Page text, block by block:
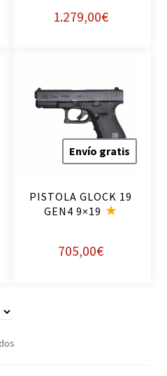
1.279,00€
Envío gratis
PISTOLA GLOCK 19
GEN4 9×19
705,00€
Ordenado